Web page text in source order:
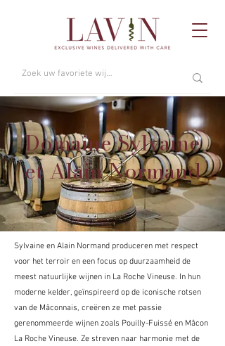
Domaine Sylvaine
et Alain Normand
Sylvaine en Alain Normand produceren met respect
voor het terroir en een focus op duurzaamheid de
meest natuurlijke wijnen in La Roche Vineuse. In hun
moderne kelder, geïnspireerd op de iconische rotsen
van de Mâconnais, creëren ze met passie
gerenommeerde wijnen zoals Pouilly-Fuissé en Mâcon
La Roche Vineuse. Ze streven naar harmonie met de